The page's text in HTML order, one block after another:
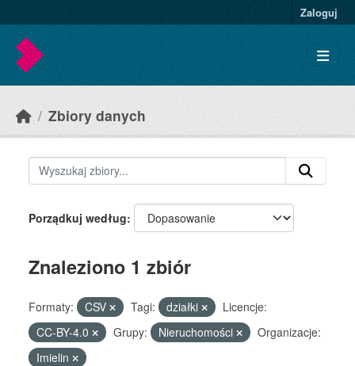
Zaloguj
Zbiory danych
Porządkuj według
Znaleziono 1 zbiór
Formaty: CSV Tagi: działki
Licencje:
CC-BY-4.0
Grupy: Nieruchomości
Organizacje:
Imielin